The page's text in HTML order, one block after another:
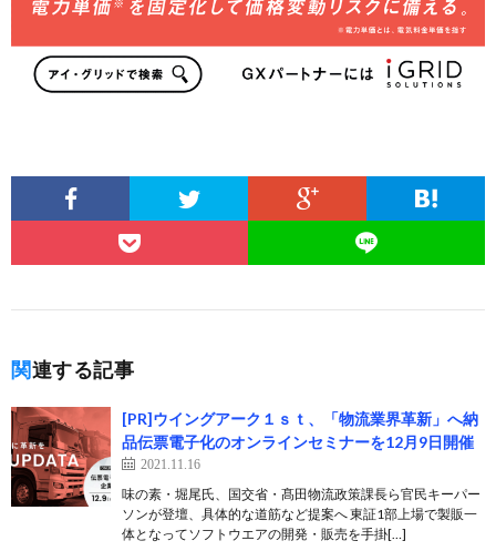
関連する記事
[PR]ウイングアーク１ｓｔ、「物流業界革新」へ納
品伝票電子化のオンラインセミナーを12月9日開催
2021.11.16
味の素・堀尾氏、国交省・髙田物流政策課長ら官民キーパー
ソンが登壇、具体的な道筋など提案へ 東証1部上場で製販一
体となってソフトウエアの開発・販売を手掛[…]